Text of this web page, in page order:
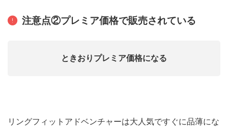
注意点②プレミア価格で販売されている
ときおりプレミア価格になる
リングフィットアドベンチャーは大人気ですぐに品薄にな